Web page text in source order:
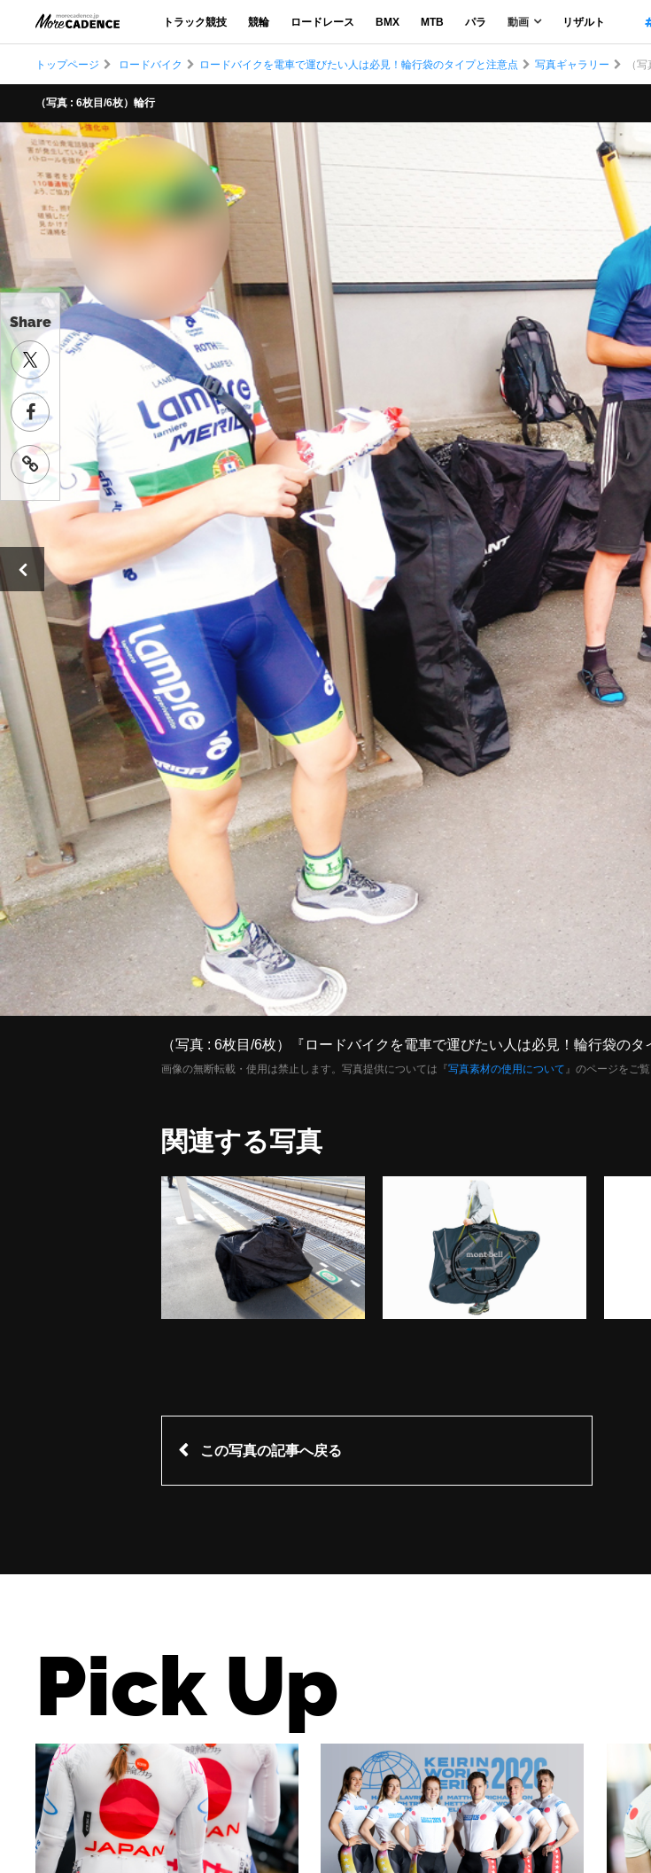
トラック競技 競輪 ロードレース BMX MTB パラ 動画 リザルト
Share
トップページ ロードバイク ロードバイクを電車で運びたい人は必見！輪行袋のタイプと注意点 写真ギャラリー （
（写真 : 6枚目/6枚）輪行
（写真 : 6枚目/6枚）『ロードバイクを電車で運びたい人は必見！輪行袋の
画像の無断転載・使用は禁止します。写真提供については『写真素材の使用について 』のページをご覧
関連する写真
この写真の記事へ戻る
Pick Up